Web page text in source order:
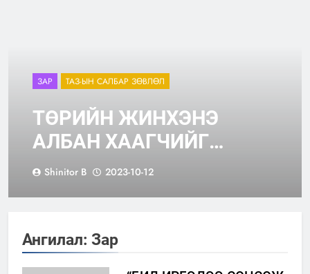
ЗАР ТАЗ-ЫН САЛБАР ЗӨВЛӨЛ
ТӨРИЙН ЖИНХЭНЭ
АЛБАН ХААГЧИЙГ
ШИЛЖҮҮЛЭХ, СЭЛГЭН
Shinitor B 2023-10-12
Ангилал: Зар